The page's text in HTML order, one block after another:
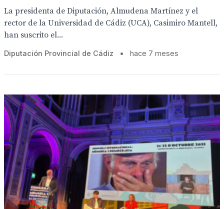
La presidenta de Diputación, Almudena Martínez y el
rector de la Universidad de Cádiz (UCA), Casimiro Mantell,
han suscrito el...
Diputación Provincial de Cádiz • hace 7 meses